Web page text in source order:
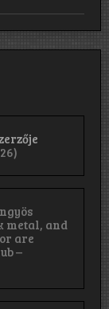
metal, and
are
–